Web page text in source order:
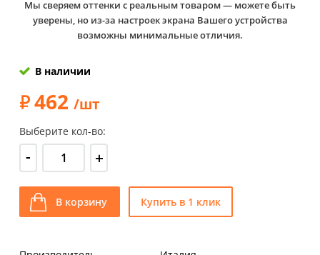
Мы сверяем оттенки с реальным товаром — можете быть
уверены, но из-за настроек экрана Вашего устройства
возможны минимальные отличия.
В наличии
462 /шт
Выберите кол-во:
- +
В корзину Купить в 1 клик